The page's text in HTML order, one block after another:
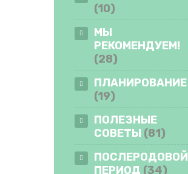
(10)
МЫ
РЕКОМЕНДУЕМ!
(28)
ПЛАНИРОВАНИЕ
(19)
ПОЛЕЗНЫЕ
СОВЕТЫ (81)
ПОСЛЕРОДОВОЙ
ПЕРИОД (34)